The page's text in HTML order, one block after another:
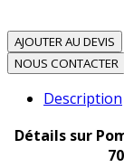
AJOUTER AU DEVIS
NOUS CONTACTER
Description
Détails sur